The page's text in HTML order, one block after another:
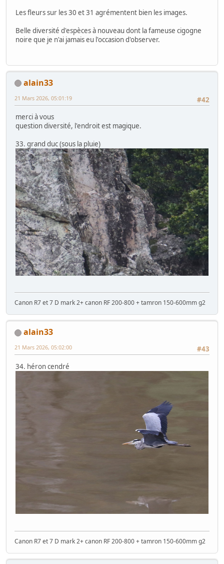
Les fleurs sur les 30 et 31 agrémentent bien les images.
Belle diversité d'espèces à nouveau dont la fameuse cigogne
noire que je n'ai jamais eu l'occasion d'observer.
alain33
#42
21 Mars 2026, 05:01:19
merci à vous
question diversité, l'endroit est magique.
33. grand duc (sous la pluie)
Canon R7 et 7 D mark 2+ canon RF 200-800 + tamron 150-600mm g2
alain33
#43
21 Mars 2026, 05:02:00
34. héron cendré
Canon R7 et 7 D mark 2+ canon RF 200-800 + tamron 150-600mm g2